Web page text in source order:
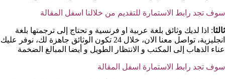
سوف تجد رابط الاستمارة للتقديم من خلالنا اسفل المقالة
ثالثا: اذا لديك وثائق بلغة عربية او فرنسية و تحتاج إلى ترجمتها بلغة
انجليزية، تواصل معنا الان، خلال 24 تكون الوثائق جاهزة لك، نوفر عليك
عناء الذهاب إلى المكتب و الانتظار الطويل و أيضا المبالغ الضخمة
سوف تجد رابط الاستمارة اسفل المقالة